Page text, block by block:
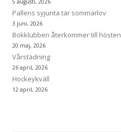
5 augusti, 2026
Pallens syjunta tar sommarlov
3 juni, 2026
Bokklubben återkommer till hösten
20 maj, 2026
Vårstädning
26 april, 2026
Hockeykväll
12 april, 2026